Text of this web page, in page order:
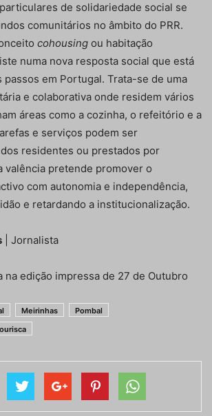
de solidariedade social se
comunitários no âmbito do PRR.
cohousing ou habitação
numa nova resposta social que está
passos em Portugal. Trata-se de uma
e colaborativa onde residem vários
áreas como a cozinha, o refeitório e a
e serviços podem ser
residentes ou prestados por
valência pretende promover o
com autonomia e independência,
e retardando a institucionalização.
| Jornalista
na edição impressa de 27 de Outubro
Meirinhas
Pombal